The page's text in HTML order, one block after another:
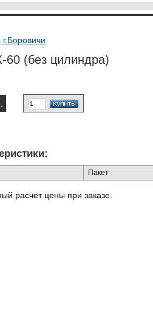
60 (без цилиндра)
Пакет
расчет цены при заказе.